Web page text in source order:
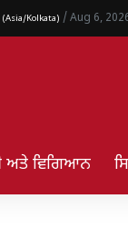
(Asia/Kolkata) / Aug 6,
ਅਤੇ ਵਿਗਿਆਨ